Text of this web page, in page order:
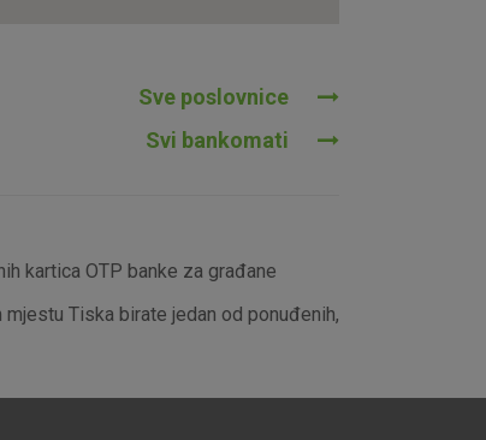
Sve poslovnice
Svi bankomati
kartica OTP banke za građane
Tiska birate jedan od ponuđenih,